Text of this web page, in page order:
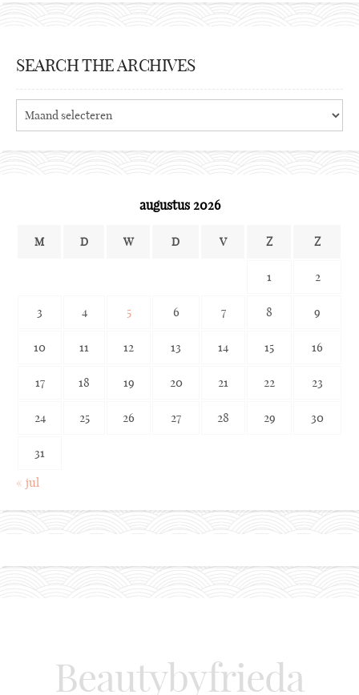
SEARCH THE ARCHIVES
the
augustus 2026
M D W D V Z Z
1 2
3 4 5 6 7 8 9
10 11 12 13 14 15 16
17 18 19 20 21 22 23
24 25 26 27 28 29 30
31
« jul
Beautybyfrieda